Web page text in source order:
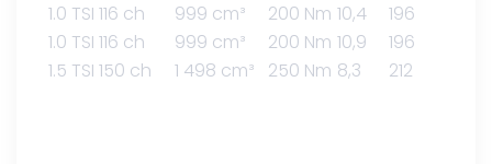
1.0 TSI 116 ch
999 cm³ 200 Nm 10,4
196
1.0 TSI 116 ch
999 cm³ 200 Nm 10,9
196
1.5 TSI 150 ch
1 498 cm³ 250 Nm 8,3 212